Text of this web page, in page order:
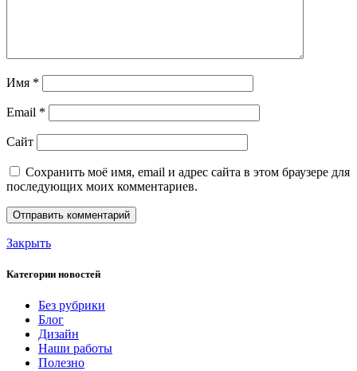
Имя *
Email *
Сайт
Сохранить моё имя, email и адрес сайта в этом браузере для
последующих моих комментариев.
Закрыть
Категории новостей
Без рубрики
Блог
Дизайн
Наши работы
Полезно